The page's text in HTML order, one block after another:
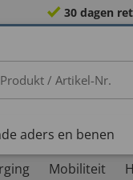
30 dagen
aders en benen
Mobiliteit